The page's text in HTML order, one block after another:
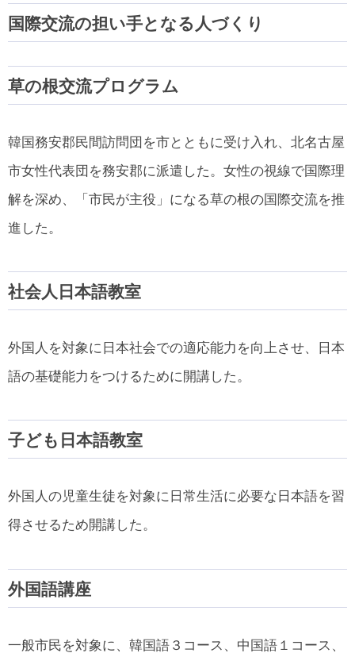
国際交流の担い手となる人づくり
草の根交流プログラム
韓国務安郡民間訪問団を市とともに受け入れ、北名古屋
市女性代表団を務安郡に派遣した。女性の視線で国際理
解を深め、「市民が主役」になる草の根の国際交流を推
進した。
社会人日本語教室
外国人を対象に日本社会での適応能力を向上させ、日本
語の基礎能力をつけるために開講した。
子ども日本語教室
外国人の児童生徒を対象に日常生活に必要な日本語を習
得させるため開講した。
外国語講座
一般市民を対象に、韓国語３コース、中国語１コース、